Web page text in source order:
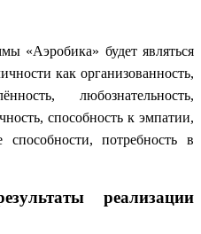
«Аэробика» будет являться
как организованность,
любознательность,
способность к эмпатии,
способности, потребность в
реализации